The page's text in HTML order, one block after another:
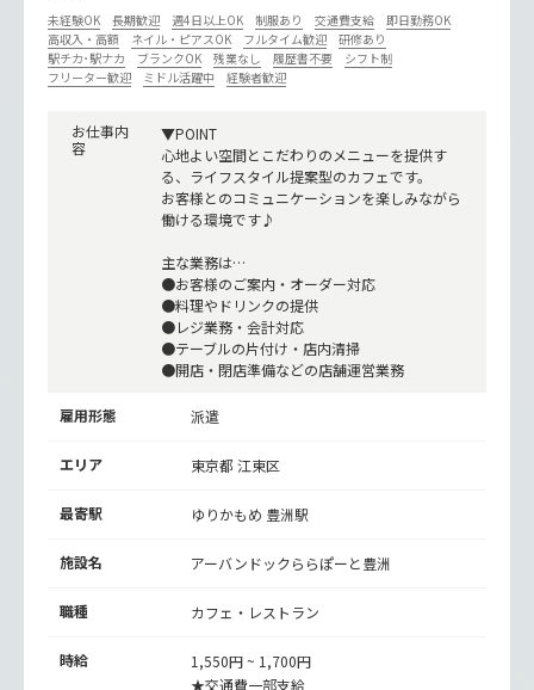
未経験OK 長期歓迎 週4日以上OK 制服あり 交通費支給
即日勤務OK
高収入・高額
ネイル・ピアスOK フルタイム歓迎
研修あり
駅チカ･駅ナカ
ブランクOK 残業なし 履歴書不要
シフト制
フリーター歓迎
ミドル活躍中 経験者歓迎
お仕事内
容
▼POINT
心地よい空間とこだわりのメニューを提供す
る、ライフスタイル提案型のカフェです。
お客様とのコミュニケーションを楽しみながら
働ける環境です♪
主な業務は…
●お客様のご案内・オーダー対応
●料理やドリンクの提供
●レジ業務・会計対応
●テーブルの片付け・店内清掃
●開店・閉店準備などの店舗運営業務
雇用形態 派遣
エリア 東京都 江東区
最寄駅 ゆりかもめ 豊洲駅
施設名 アーバンドックららぽーと豊洲
職種 カフェ・レストラン
時給
1,550円 ~ 1,700円
★交通費一部支給